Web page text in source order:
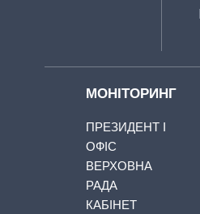
МОНІТОРИНГ
ПРЕЗИДЕНТ І
ОФІС
ВЕРХОВНА
РАДА
КАБІНЕТ